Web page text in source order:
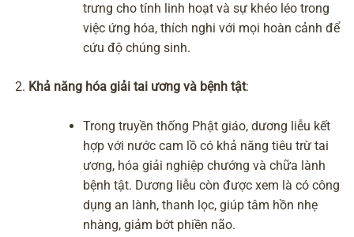
trưng cho tính linh hoạt và sự khéo léo trong
việc ứng hóa, thích nghi với mọi hoàn cảnh để
cứu độ chúng sinh.
Khả năng hóa giải tai ương và bệnh tật:
Trong truyền thống Phật giáo, dương liễu kết
hợp với nước cam lồ có khả năng tiêu trừ tai
ương, hóa giải nghiệp chướng và chữa lành
bệnh tật. Dương liễu còn được xem là có công
dụng an lành, thanh lọc, giúp tâm hồn nhẹ
nhàng, giảm bớt phiền não.